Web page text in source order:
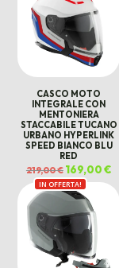
CASCO MOTO
INTEGRALE CON
MENTONIERA
STACCABILE TUCANO
URBANO HYPERLINK
SPEED BIANCO BLU
RED
219,00€ Il
prezzo
originale
era:
219,00 €.
169,00€Il
è:
IN OFFERTA!